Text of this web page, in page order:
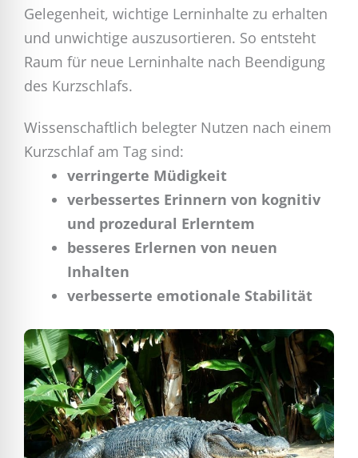
Gelegenheit, wichtige Lerninhalte zu erhalten
und unwichtige auszusortieren. So entsteht
Raum für neue Lerninhalte nach Beendigung
des Kurzschlafs.
Wissenschaftlich belegter Nutzen nach einem
Kurzschlaf am Tag sind:
verringerte Müdigkeit
verbessertes Erinnern von kognitiv
und prozedural Erlerntem
besseres Erlernen von neuen
Inhalten
verbesserte emotionale Stabilität